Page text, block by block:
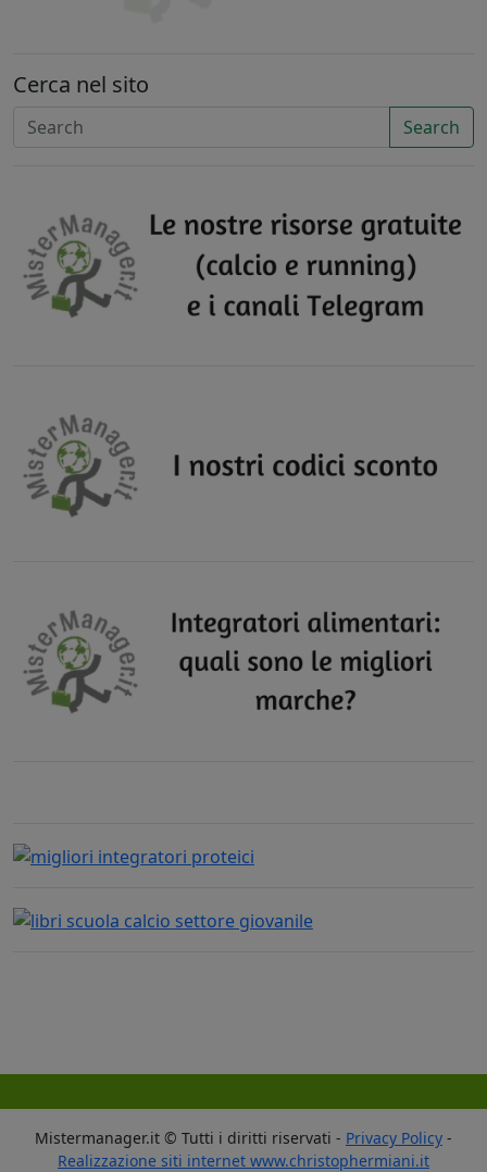
Cerca nel sito
Search
Mistermanager.it © Tutti i diritti riservati - Privacy Policy -
Realizzazione siti internet www.christophermiani.it